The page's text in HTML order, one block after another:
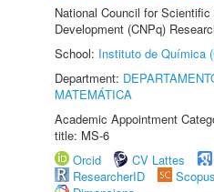
National Council for Scientific
Development (CNPq)
School: Instituto de Química
Department:
MATEMÁTICA
Academic Appointment
title: MS-6
Orcid
CV Lattes
ResearcherID
Scopus